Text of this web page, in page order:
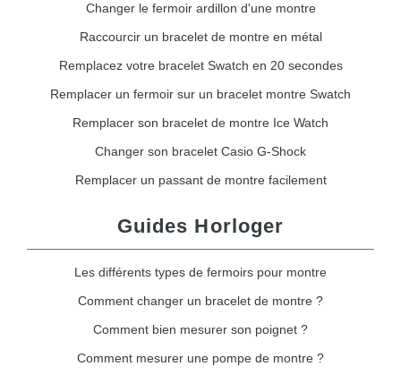
Changer le fermoir ardillon d'une montre
Raccourcir un bracelet de montre en métal
Remplacez votre bracelet Swatch en 20 secondes
Remplacer un fermoir sur un bracelet montre Swatch
Remplacer son bracelet de montre Ice Watch
Changer son bracelet Casio G-Shock
Remplacer un passant de montre facilement
Guides Horloger
Les différents types de fermoirs pour montre
Comment changer un bracelet de montre ?
Comment bien mesurer son poignet ?
Comment mesurer une pompe de montre ?